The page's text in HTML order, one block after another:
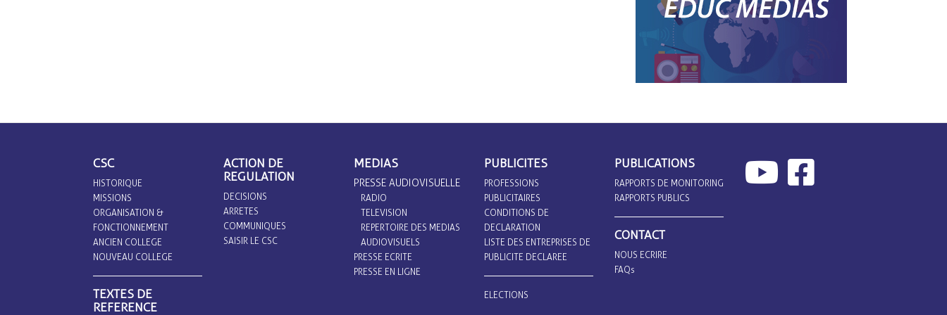
CSC
HISTORIQUE
MISSIONS
ORGANISATION &
FONCTIONNEMENT
ANCIEN COLLEGE
NOUVEAU COLLEGE
TEXTES DE
REFERENCE
ACTION DE
REGULATION
DECISIONS
ARRETES
COMMUNIQUES
SAISIR LE CSC
MEDIAS
PRESSE AUDIOVISUELLE
RADIO
TELEVISION
REPERTOIRE DES MEDIAS
AUDIOVISUELS
PRESSE ECRITE
PRESSE EN LIGNE
PUBLICITES
PROFESSIONS
PUBLICITAIRES
CONDITIONS DE
DECLARATION
LISTE DES ENTREPRISES DE
PUBLICITE DECLAREE
ELECTIONS
PUBLICATIONS
RAPPORTS DE MONITORING
RAPPORTS PUBLICS
CONTACT
NOUS ECRIRE
FAQs